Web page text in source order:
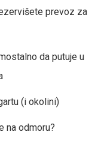
prevoz za
da putuje u
(i okolini)
na odmoru?